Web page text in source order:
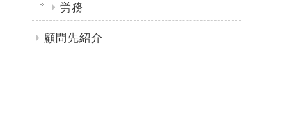
労務
顧問先紹介